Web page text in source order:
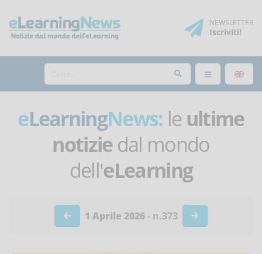
NEWSLETTER
Iscriviti!
eLearningNews: le ultime
notiziedal mondo
dell'eLearning
1 Aprile 2026- n.373